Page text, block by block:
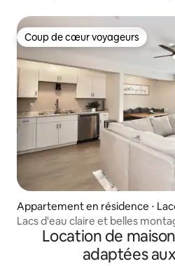
Coup de cœur voyageurs
Coup de cœur voyageurs
Appartement en résidence ⋅
Lacs d'eau claire et belles
Location de
adaptées